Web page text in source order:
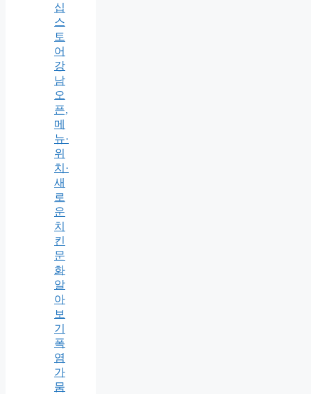
십
스
토
어
강
남
오
픈,
메
뉴·
위
치·
새
로
운
치
킨
문
화
알
아
보
기
폭
염
가
뭄